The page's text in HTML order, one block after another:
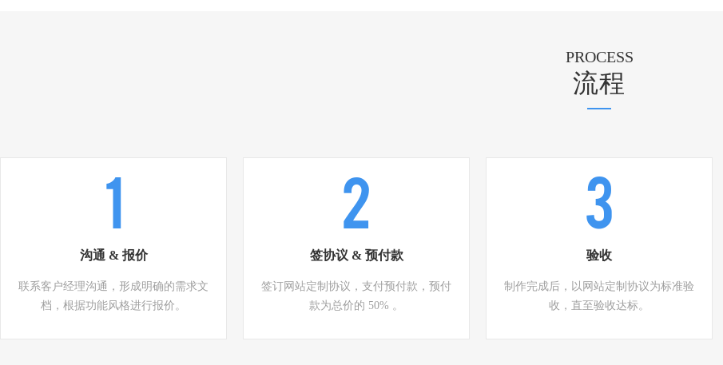
PROCESS
流程
沟通 & 报价
联系客户经理沟通，形成明确的需求文
档，根据功能风格进行报价。
2
签协议 & 预付款
签订网站定制协议，支付预付款，预付
款为总价的 50% 。
3
验收
制作完成后，以网站定制协议为标准验
收，直至验收达标。